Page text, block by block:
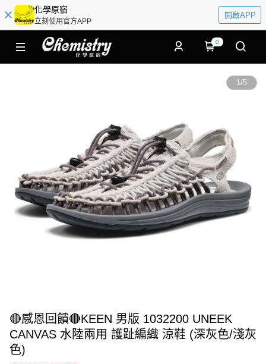
化學原宿
立刻使用官方APP
開啟APP
0
1/5
🔴感恩回饋🔴KEEN 男版 1032200 UNEEK
CANVAS 水陸兩用 護趾編織 涼鞋 (深灰色/淺灰
色)